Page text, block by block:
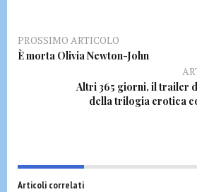
PROSSIMO ARTICOLO
È morta Olivia Newton-John
Altri 365 giorni, il trailer
della trilogia erotica
Articoli correlati